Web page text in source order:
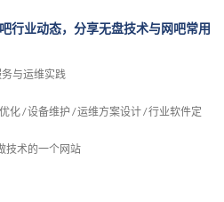
行业动态，分享无盘技术与网吧常用
务与运维实践
化 / 设备维护 / 运维方案设计 / 行业软件定
技术的一个网站